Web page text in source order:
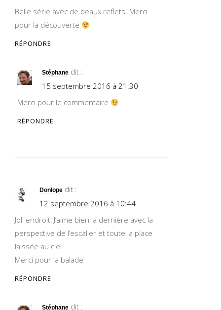
Belle série avec de beaux reflets. Merci
pour la découverte
RÉPONDRE
Stéphane dit :
15 septembre 2016 à 21:30
Merci pour le commentaire
RÉPONDRE
Donlope dit :
12 septembre 2016 à 10:44
Joli endroit! J’aime bien la dernière avec la
perspective de l’escalier et toute la place
laissée au ciel.
Merci pour la balade
RÉPONDRE
Stéphane dit :